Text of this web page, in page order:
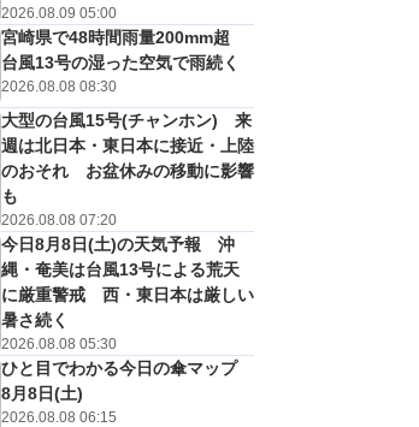
24 ℃
18
40%
24℃
18
30%
B
C
D
？
2026.08.09 05:00
宮崎県で48時間雨量200mm超
台風13号の湿った空気で雨続く
2026.08.08 08:30
大型の台風15号(チャンホン) 来
週は北日本・東日本に接近・上陸
のおそれ お盆休みの移動に影響
も
2026.08.08 07:20
今日8月8日(土)の天気予報 沖
縄・奄美は台風13号による荒天
に厳重警戒 西・東日本は厳しい
暑さ続く
2026.08.08 05:30
ひと目でわかる今日の傘マップ
8月8日(土)
2026.08.08 06:15